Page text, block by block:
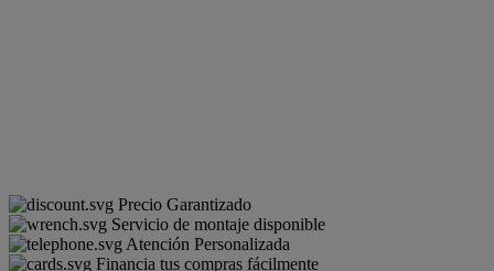
Precio Garantizado
Servicio de montaje disponible
Atención Personalizada
Financia tus compras fácilmente